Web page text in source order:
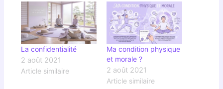
La confidentialité
2 août 2021
Article similaire
Ma condition physique
et morale ?
2 août 2021
Article similaire